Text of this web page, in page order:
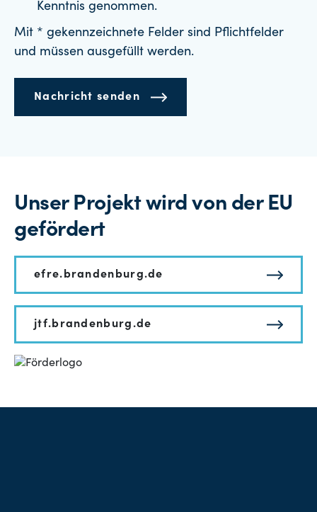
Kenntnis genommen.
Mit * gekennzeichnete Felder sind Pflichtfelder
und müssen ausgefüllt werden.
Nachricht senden
Unser Projekt wird von der EU
gefördert
efre.brandenburg.de
jtf.brandenburg.de